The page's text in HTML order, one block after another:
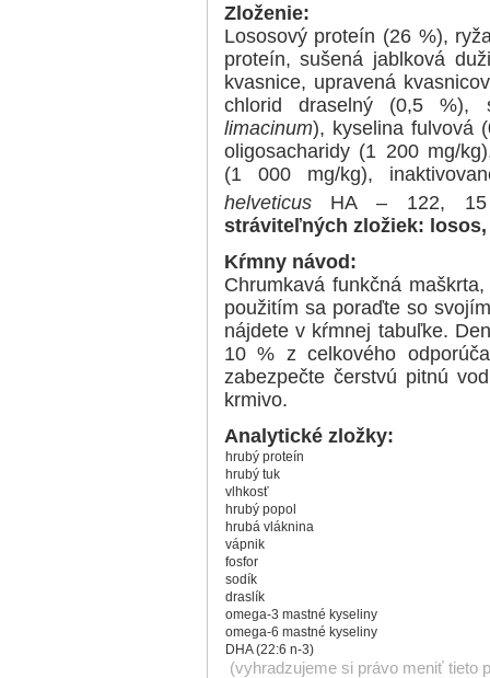
Zloženie:
Lososový proteín (26 %),
proteín, sušená jablková
kvasnice, upravená
chlorid draselný (0,5
limacinum), kyselina fulvová
oligosacharidy (1 200 mg/
(1 000 mg/kg),
helveticusHA – 122,
stráviteľných zložiek: losos,
Kŕmny návod:
Chrumkavá funkčná
použitím sa poraďte so
nájdete v kŕmnej tabuľke.
10 % z celkového
zabezpečte čerstvú pitnú
krmivo.
Analytické zložky:
hrubý proteín
hrubý tuk
vlhkosť
hrubý popol
hrubá vláknina
vápnik
fosfor
sodík
draslík
omega-3 mastné kyseliny
omega-6 mastné kyseliny
DHA (22:6 n-3)
(vyhradzujeme si právo meniť tieto